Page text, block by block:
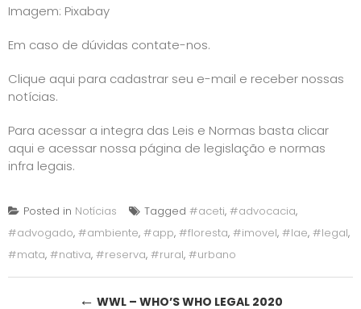
Imagem: Pixabay
Em caso de dúvidas contate-nos.
Clique aqui para cadastrar seu e-mail e receber nossas
notícias.
Para acessar a integra das Leis e Normas basta clicar
aqui e acessar nossa página de legislação e normas
infra legais.
Posted in Notícias Tagged #aceti, #advocacia,
#advogado, #ambiente, #app, #floresta, #imovel, #lae, #legal,
#mata, #nativa, #reserva, #rural, #urbano
← WWL – WHO’S WHO LEGAL 2020